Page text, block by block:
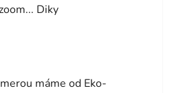
Diky
5 hvězdiček.
máme od Eko-